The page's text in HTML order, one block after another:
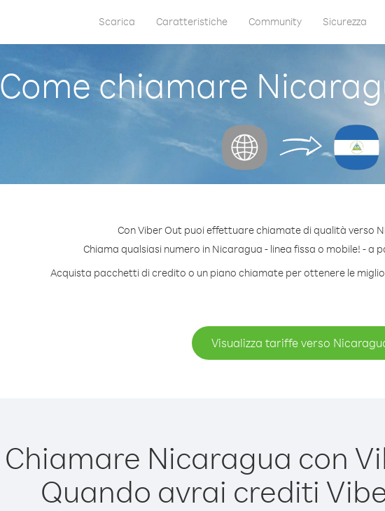
Scarica Caratteristiche Community Sicurezza
Come chiamare
Con Viber Out puoi effettuare chiamate di qualità verso
Chiama qualsiasi numero in Nicaragua - linea fissa o mobile! - a
Acquista pacchetti di credito o un piano chiamate per ottenere le
Visualizza tariffe verso
Chiamare Nicaragua con
Quando avrai crediti